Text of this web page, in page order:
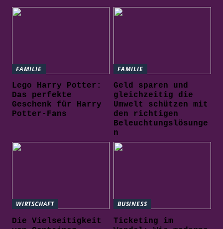
FAMILIE
Lego Harry Potter:
Das perfekte
Geschenk für Harry
Potter-Fans
FAMILIE
Geld sparen und
gleichzeitig die
Umwelt schützen mit
den richtigen
Beleuchtungslösunge
n
WIRTSCHAFT
Die Vielseitigkeit
BUSINESS
Ticketing im